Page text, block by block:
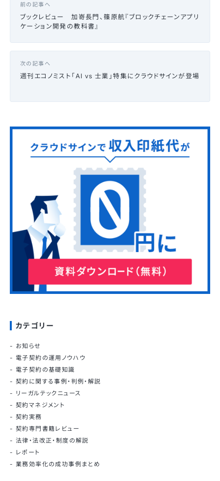
前の記事へ
ブックレビュー 加嵜長門、篠原航『ブロックチェーンアプリ
ケーション開発の教科書』
次の記事へ
週刊エコノミスト「AI vs 士業」特集にクラウドサインが登場
カテゴリー
お知らせ
電子契約の運用ノウハウ
電子契約の基礎知識
契約に関する事例・判例・解説
リーガルテックニュース
契約マネジメント
契約実務
契約専門書籍レビュー
法律・法改正・制度の解説
レポート
業務効率化の成功事例まとめ